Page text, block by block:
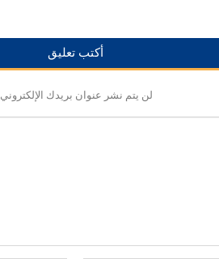
أكتب تعليق
لن يتم نشر عنوان بريدك الإلكتروني.